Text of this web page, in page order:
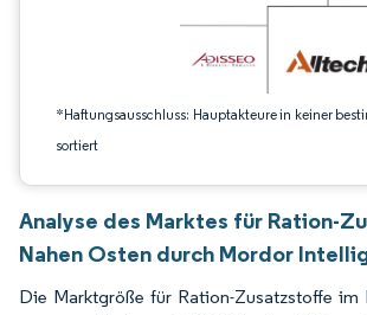
*Haftungsausschluss: Hauptakteure in keiner
sortiert
Analyse des Marktes für Ration-
Nahen Osten durch Mordor
Die Marktgröße für Ration-Zusatzstoffe im